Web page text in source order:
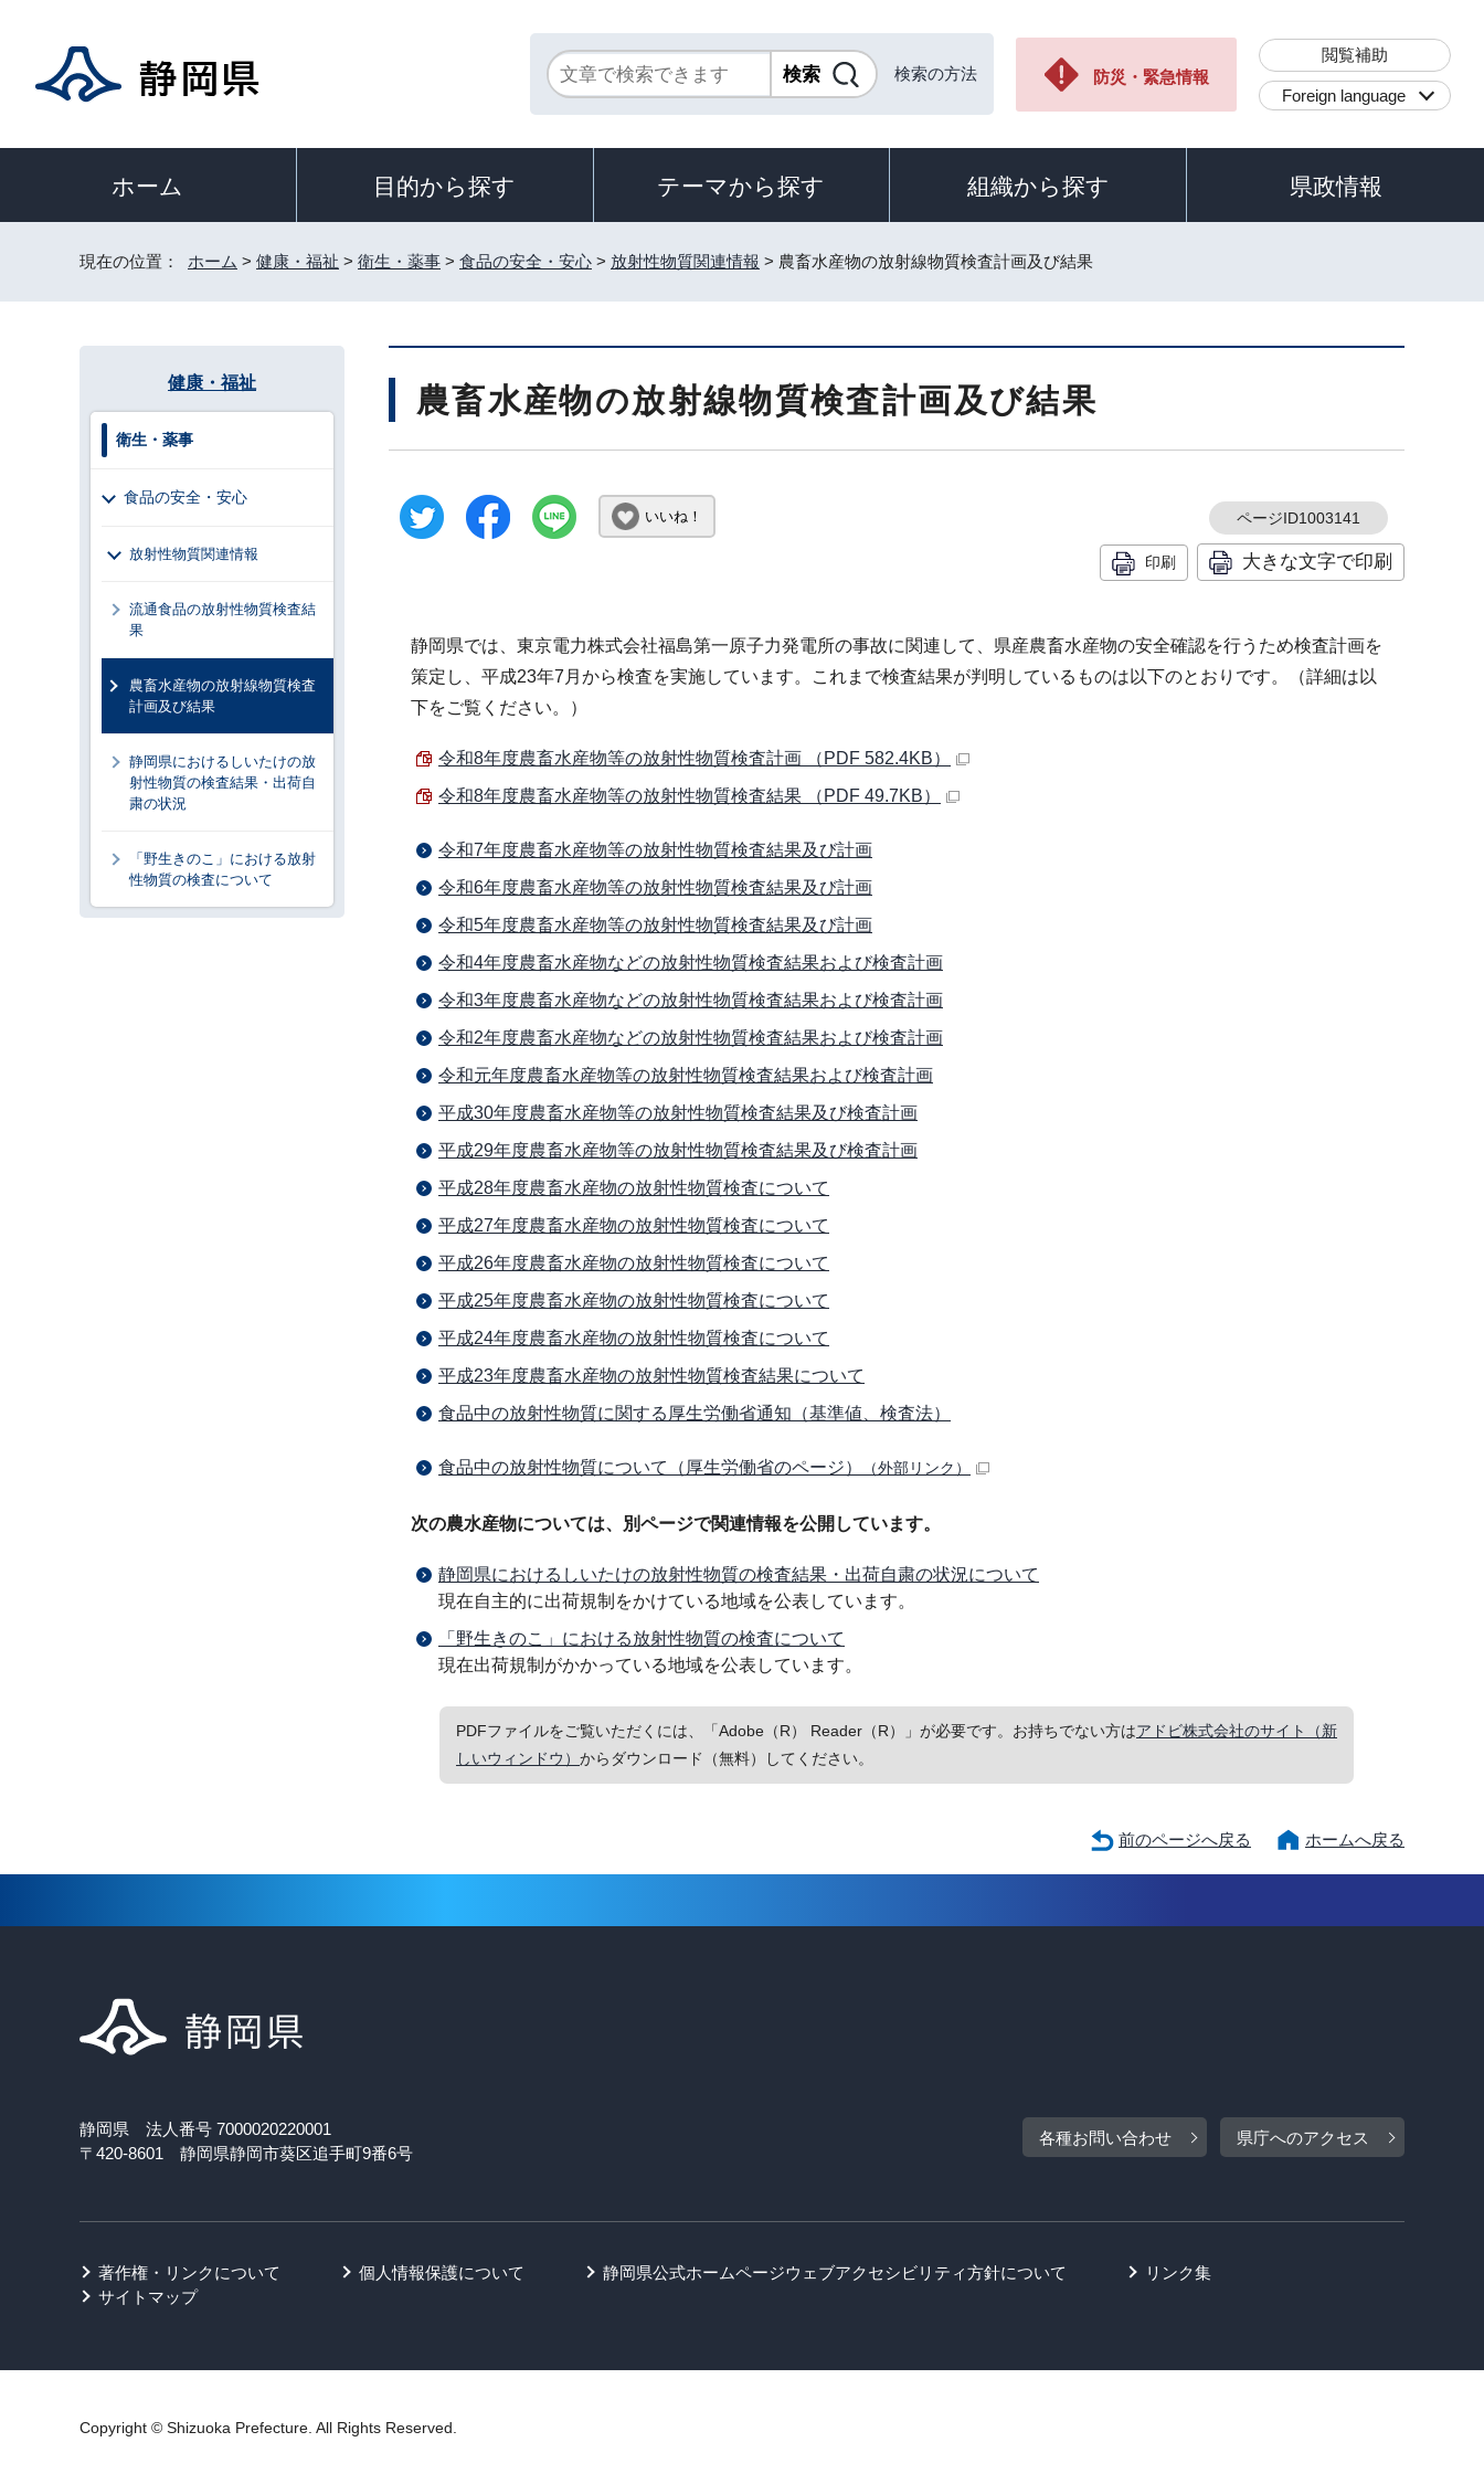
検索の方法 防災・緊急情報
閲覧補助
Foreign language
ホーム 目的から探す テーマから探す 組織から探す 県政情報
現在の位置： ホーム > 健康・福祉 > 衛生・薬事 > 食品の安全・安心 > 放射性物質関連情報 > 農畜水産物の放射線物質検査計画及び結果
農畜水産物の放射線物質検査計画及び結果
いいね！ ページID1003141
印刷 大きな文字で印刷
静岡県では、東京電力株式会社福島第一原子力発電所の事故に関連して、県産農畜水産物の安全確認を行うため検査計画を
策定し、平成23年7月から検査を実施しています。これまで検査結果が判明しているものは以下のとおりです。（詳細は以
下をご覧ください。）
令和8年度農畜水産物等の放射性物質検査計画 （PDF 582.4KB）
令和8年度農畜水産物等の放射性物質検査結果 （PDF 49.7KB）
令和7年度農畜水産物等の放射性物質検査結果及び計画
令和6年度農畜水産物等の放射性物質検査結果及び計画
令和5年度農畜水産物等の放射性物質検査結果及び計画
令和4年度農畜水産物などの放射性物質検査結果および検査計画
令和3年度農畜水産物などの放射性物質検査結果および検査計画
令和2年度農畜水産物などの放射性物質検査結果および検査計画
令和元年度農畜水産物等の放射性物質検査結果および検査計画
平成30年度農畜水産物等の放射性物質検査結果及び検査計画
平成29年度農畜水産物等の放射性物質検査結果及び検査計画
平成28年度農畜水産物の放射性物質検査について
平成27年度農畜水産物の放射性物質検査について
平成26年度農畜水産物の放射性物質検査について
平成25年度農畜水産物の放射性物質検査について
平成24年度農畜水産物の放射性物質検査について
平成23年度農畜水産物の放射性物質検査結果について
食品中の放射性物質に関する厚生労働省通知（基準値、検査法）
食品中の放射性物質について（厚生労働省のページ） （外部リンク）
次の農水産物については、別ページで関連情報を公開しています。
静岡県におけるしいたけの放射性物質の検査結果・出荷自粛の状況について
現在自主的に出荷規制をかけている地域を公表しています。
「野生きのこ」における放射性物質の検査について
現在出荷規制がかかっている地域を公表しています。
PDFファイルをご覧いただくには、「Adobe（R） Reader（R）」が必要です。お持ちでない方はアドビ株式会社のサイト（新
しいウィンドウ） からダウンロード（無料）してください。
健康・福祉
衛生・薬事
食品の安全・安心
放射性物質関連情報
流通食品の放射性物質検査結
果
農畜水産物の放射線物質検査
計画及び結果
静岡県におけるしいたけの放
射性物質の検査結果・出荷自
粛の状況
「野生きのこ」における放射
性物質の検査について
前のページへ戻る ホームへ戻る
静岡県 法人番号 7000020220001
〒420-8601 静岡県静岡市葵区追手町9番6号
各種お問い合わせ 県庁へのアクセス
著作権・リンクについて 個人情報保護について 静岡県公式ホームページウェブアクセシビリティ方針について
リンク集
サイトマップ
Copyright © Shizuoka Prefecture. All Rights Reserved.